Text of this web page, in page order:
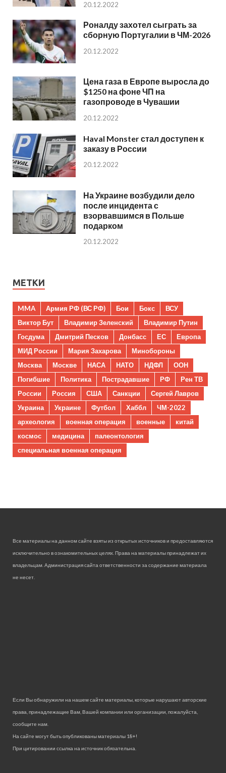
20.12.2022
Роналду захотел сыграть за
сборную Португалии в ЧМ-2026
20.12.2022
Цена газа в Европе выросла до
$1250 на фоне ЧП на
газопроводе в Чувашии
20.12.2022
Haval Monster стал доступен к
заказу в России
20.12.2022
На Украине возбудили дело
после инцидента с
взорвавшимся в Польше
подарком
20.12.2022
МЕТКИ
MMA Армия РФ (ВС РФ) Бои Бокс
ВСУ
Виктор Бут
Владимир Зеленский
Владимир Путин
Госдума
Дмитрий Песков Донбасс ЕС
Европа
МИД России
Мария Захарова
Минобороны
Москва
Москве НАСА НАТО НДФЛ
ООН
Погибшие
Политика Пострадавшие РФ
Рен ТВ
России
Россия США Санкции
Сергей Лавров
Украина
Украине Футбол Хаббл
ЧМ-2022
археология
военная операция военные
китай
космос
медицина
палеонтология
специальная военная операция
Все материалы на данном сайте взяты из открытых источников и предоставляются
исключительно в ознакомительных целях. Права на материалы принадлежат их
владельцам. Администрация сайта ответственности за содержание материала
не несет.
Если Вы обнаружили на нашем сайте материалы, которые нарушают авторские
права, принадлежащие Вам, Вашей компании или организации, пожалуйста,
сообщите нам.
На сайте могут быть опубликованы материалы 18+!
При цитировании ссылка на источник обязательна.